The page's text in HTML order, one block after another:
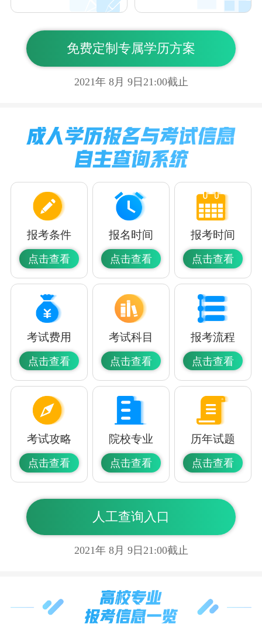
免费定制专属学历方案
2021年 8月 9日21:00截止
报考条件
点击查看
报名时间
点击查看
报考时间
点击查看
考试费用
点击查看
考试科目
点击查看
报考流程
点击查看
考试攻略
点击查看
院校专业
点击查看
历年试题
点击查看
人工查询入口
2021年 8月 9日21:00截止